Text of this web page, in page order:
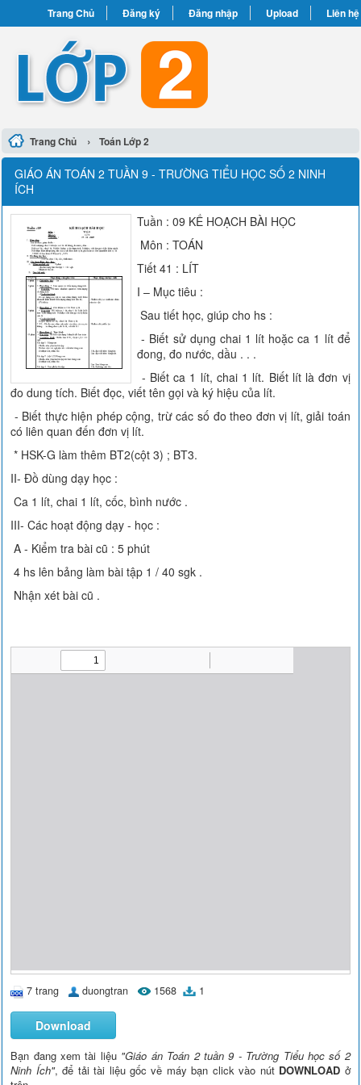
Trang Chủ Đăng ký Đăng nhập Upload Liên hệ
Trang Chủ › Toán Lớp 2
GIÁO ÁN TOÁN 2 TUẦN 9 - TRƯỜNG TIỂU HỌC SỐ 2 NINH
ÍCH
Tuần : 09 KẾ HOẠCH BÀI HỌC
Môn : TOÁN
Tiết 41 : LÍT
I – Mục tiêu :
Sau tiết học, giúp cho hs :
- Biết sử dụng chai 1 lít hoặc ca 1 lít để
đong, đo nước, dầu . . .
- Biết ca 1 lít, chai 1 lít. Biết lít là đơn vị
đo dung tích. Biết đọc, viết tên gọi và ký hiệu của lít.
- Biết thực hiện phép cộng, trừ các số đo theo đơn vị lít, giải toán
có liên quan đến đơn vị lít.
* HSK-G làm thêm BT2(cột 3) ; BT3.
II- Đồ dùng dạy học :
Ca 1 lít, chai 1 lít, cốc, bình nước .
III- Các hoạt động dạy - học :
A - Kiểm tra bài cũ : 5 phút
4 hs lên bảng làm bài tập 1 / 40 sgk .
Nhận xét bài cũ .
7 trang duongtran 1568 1
Download
Bạn đang xem tài liệu "Giáo án Toán 2 tuần 9 - Trường Tiểu học số 2
Ninh Ích", để tải tài liệu gốc về máy bạn click vào nút DOWNLOAD ở